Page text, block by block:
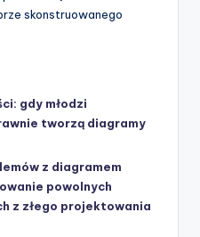
skonstruowanego
gdy młodzi
tworzą diagramy
z diagramem
powolnych
z złego projektowania